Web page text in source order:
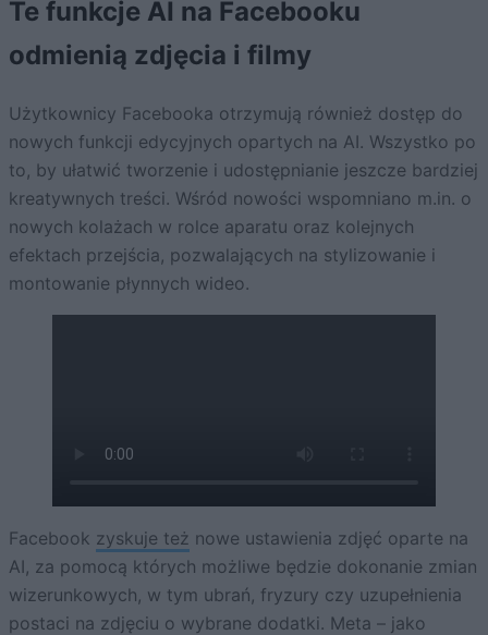
Te funkcje AI na Facebooku
odmienią zdjęcia i filmy
Użytkownicy Facebooka otrzymują również dostęp do
nowych funkcji edycyjnych opartych na AI. Wszystko po
to, by ułatwić tworzenie i udostępnianie jeszcze bardziej
kreatywnych treści. Wśród nowości wspomniano m.in. o
nowych kolażach w rolce aparatu oraz kolejnych
efektach przejścia, pozwalających na stylizowanie i
montowanie płynnych wideo.
Facebook zyskuje też nowe ustawienia zdjęć oparte na
AI, za pomocą których możliwe będzie dokonanie zmian
wizerunkowych, w tym ubrań, fryzury czy uzupełnienia
postaci na zdjęciu o wybrane dodatki. Meta – jako